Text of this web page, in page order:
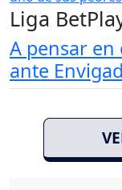
Liga
A pensar
ante